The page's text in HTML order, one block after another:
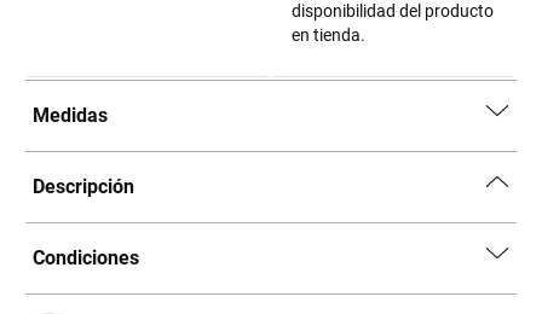
disponibilidad del producto
en tienda.
Medidas
Descripción
Condiciones